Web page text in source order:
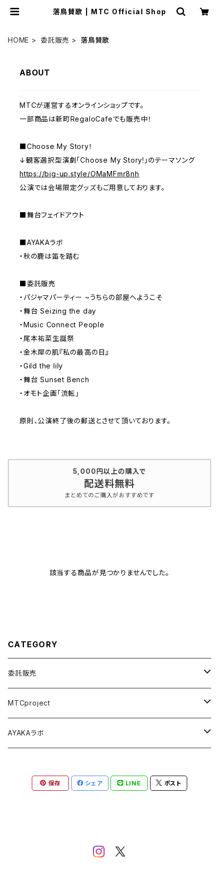
落鳥賛歌 | MTC Official Shop
HOME 委託販売 落鳥賛歌
ABOUT
MTCが運営するオンラインショップです。
一部商品は新町RegaloCafeでも販売中！
■Choose My Story！
↓観客選択型演劇「Choose My Story!」のテーマソング
https://big-up.style/OMaMFmr8nh
公演では会場限定グッズもご用意しております。
■舞台フェイドアウト
■AYAKAラボ
・秋の鹿は笛を踏む
■委託販売
・パジャマパーティー ~うちらの部屋へようこそ
・舞台 Seizing the day
・Music Connect People
・尾本祐菜生誕祭
・金木犀の肌『私の最高の日』
・Gild the lily
・舞台 Sunset Bench
・オモト企画「流転」
原則、公演終了後の郵送とさせて頂いております。
5,000円以上の購入で
配送料無料
まとめてのご購入がおすすめです
該当する商品が見つかりませんでした。
CATEGORY
委託販売
パジャマパーティー ~うちらの部屋へようこそ~
舞台 Seizing the day
尾本祐菜生誕祭
You/topia 、トランク・イン・シアター
MTCproject
Choose My Story!
AYAKAラボ
保存 シェア LINE ポスト